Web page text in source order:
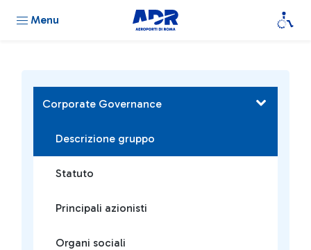
Menu
Corporate Governance
Descrizione gruppo
Statuto
Principali azionisti
Organi sociali